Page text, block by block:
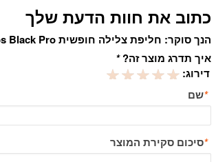
כתוב את חוות הדעת שלך
הנך סוקר: חליפת צלילה חופשית Elios Black Pro
איך תדרג מוצר זה?*
דירוג:
*שם
*סיכום סקירת המוצר